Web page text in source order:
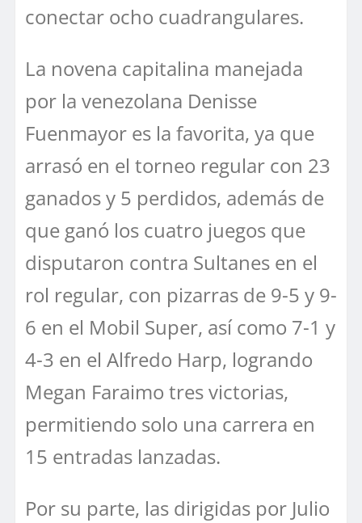
conectar ocho cuadrangulares.
La novena capitalina manejada
por la venezolana Denisse
Fuenmayor es la favorita, ya que
arrasó en el torneo regular con 23
ganados y 5 perdidos, además de
que ganó los cuatro juegos que
disputaron contra Sultanes en el
rol regular, con pizarras de 9-5 y 9-
6 en el Mobil Super, así como 7-1 y
4-3 en el Alfredo Harp, logrando
Megan Faraimo tres victorias,
permitiendo solo una carrera en
15 entradas lanzadas.
Por su parte, las dirigidas por Julio